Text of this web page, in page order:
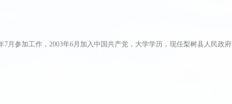
参加工作，2003年6月加入中国共产党，大学学历，现任梨树县人民政府